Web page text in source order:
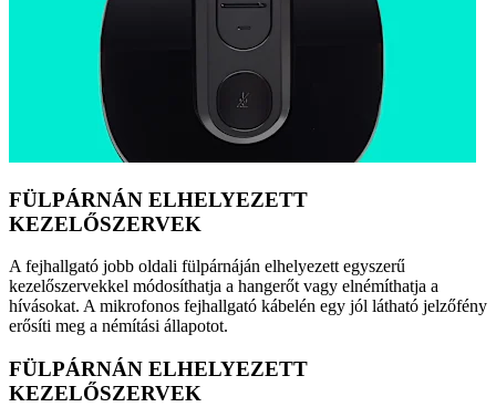
FÜLPÁRNÁN ELHELYEZETT
KEZELŐSZERVEK
A fejhallgató jobb oldali fülpárnáján elhelyezett egyszerű
kezelőszervekkel módosíthatja a hangerőt vagy elnémíthatja a
hívásokat. A mikrofonos fejhallgató kábelén egy jól látható jelzőfény
erősíti meg a némítási állapotot.
FÜLPÁRNÁN ELHELYEZETT
KEZELŐSZERVEK